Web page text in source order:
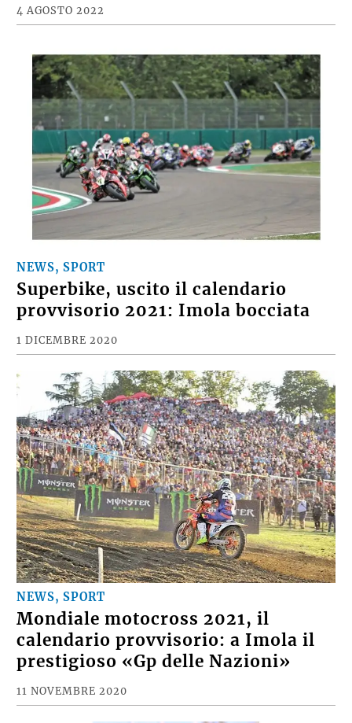
4 AGOSTO 2022
NEWS, SPORT
Superbike, uscito il calendario
provvisorio 2021: Imola bocciata
1 DICEMBRE 2020
NEWS, SPORT
Mondiale motocross 2021, il
calendario provvisorio: a Imola il
prestigioso «Gp delle Nazioni»
11 NOVEMBRE 2020